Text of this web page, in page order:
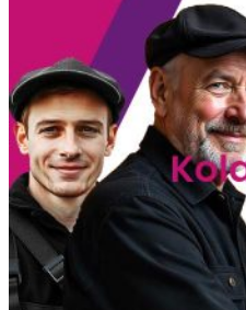
ktorým záleží na tom, čo robia.
Práca bola vykonaná maximálne
bezpečnosť a v súlade s
cenu. Oceňujem aj to, že si stáli
odmietli akýkoľvek postup, ktorý
Komunikácia pred aj po
úrovni, rýchla, vecná a
vyzerať profesionálna služba.
Úprimne odporúčam každému,
odborníkov s ľudským prístupom.